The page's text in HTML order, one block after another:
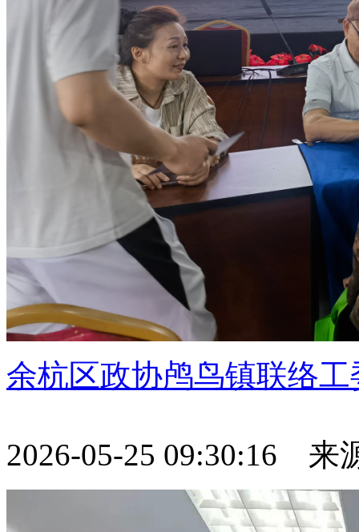
余杭区政协鸬鸟镇联络
2026-05-25 09:30:16 来